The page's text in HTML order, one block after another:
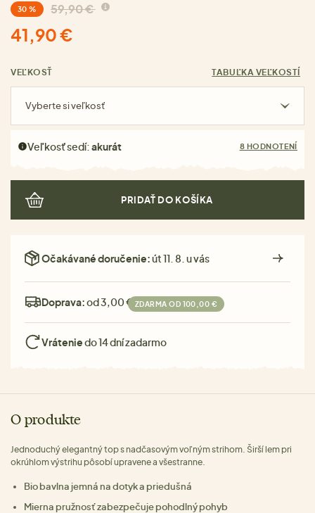
30 % 59,90 €
41,90 €
VEĽKOSŤ TABUĽKA VEĽKOSTÍ
Vyberte si veľkosť
Veľkosť sedí:akurát 8 HODNOTENÍ
PRIDAŤ DO KOŠÍKA
Očakávané doručenie:út 11. 8. u vás
Doprava:od 3,00 € ZDARMA OD 100,00 €
Vráteniedo 14 dní zadarmo
O produkte
Jednoduchý elegantný top s nadčasovým voľným strihom. Širší lem pri
okrúhlom výstrihu pôsobí upravene a všestranne.
Bio bavlna jemná na dotyk a priedušná
Mierna pružnosť zabezpečuje pohodlný pohyb